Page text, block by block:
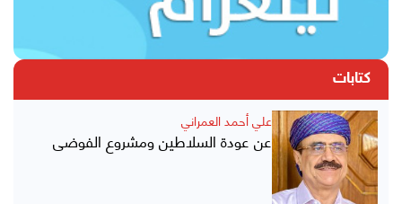
كتابات
علي أحمد العمراني
عن عودة السلاطين ومشروع الفوضى